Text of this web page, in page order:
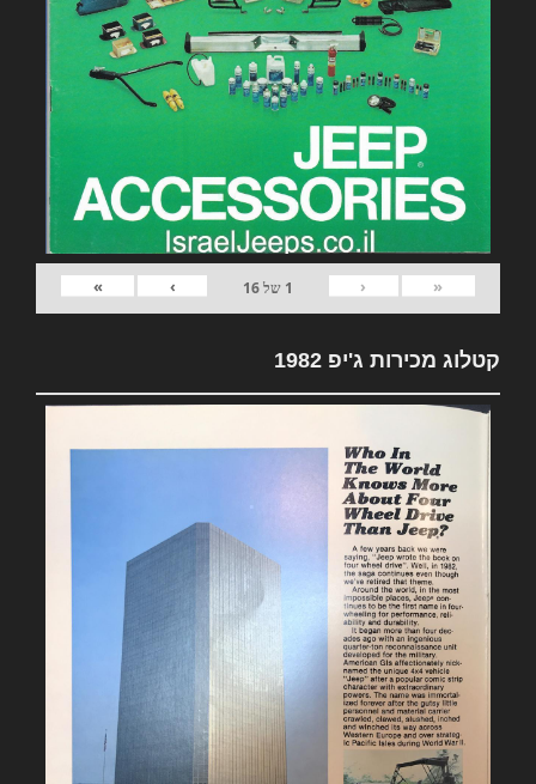
«
‹
1 של16
›
»
קטלוג מכירות ג'יפ 1982